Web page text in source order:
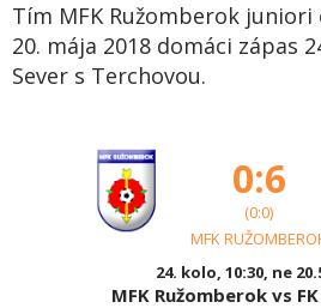
Tím MFK Ružomberok juniori
20. mája 2018 domáci zápas
Sever s Terchovou.
0:6
(0:0)
MFK
24. kolo, 10:30, ne
MFK Ružomberok vs